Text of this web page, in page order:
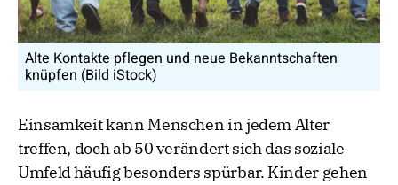
Alte Kontakte pflegen und neue Bekanntschaften
knüpfen (Bild iStock)
Einsamkeit kann Menschen in jedem Alter
treffen, doch ab 50 verändert sich das soziale
Umfeld häufig besonders spürbar. Kinder gehen